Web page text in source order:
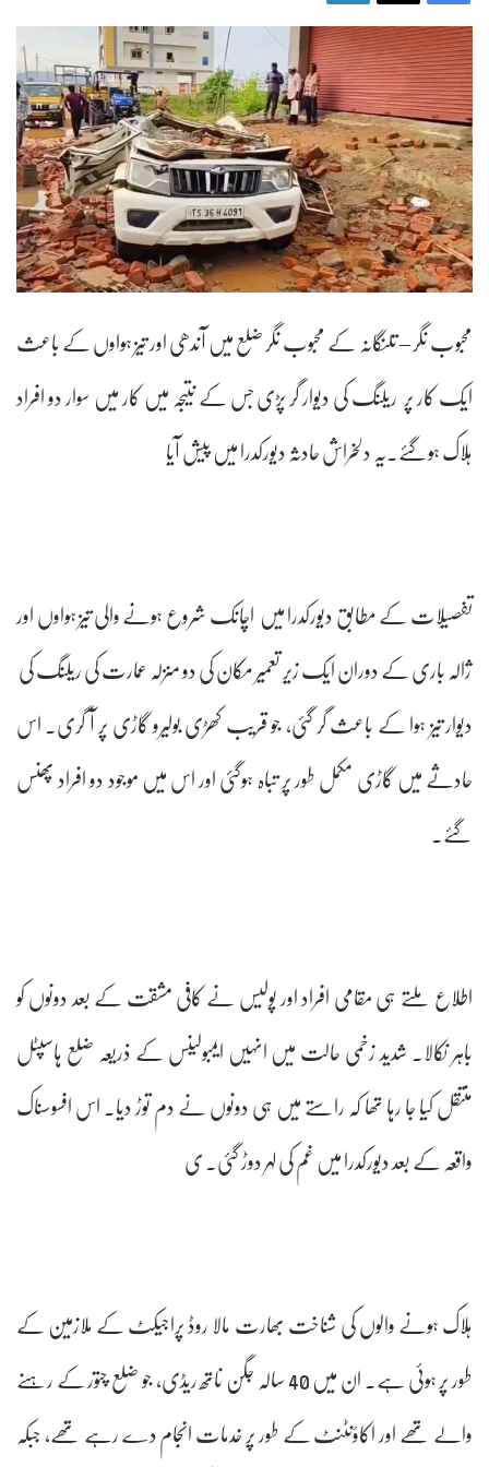
محبوب نگر – تلنگانہ کے محبوب نگر ضلع میں آندھی اور تیز ہواوں کے باعث
ایک کار پر ریلنگ کی دیوار گر پڑی جس کے نتیجہ میں کار میں سوار دو افراد
ہلاک ہوگئے.یہ دلخراش حادثہ دیورکدرا میں پیش آیا
تفصیٖلات کے مطابق دیورکدرا میں اچانک شروع ہونے والی تیز ہواوں اور
ژالہ باری کے دوران ایک زیرِ تعمیر مکان کی دو منزلہ عمارت کی ریلنگ کی
دیوار تیز ہوا کے باعث گر گئی، جو قریب کھڑی بولیرو گاڑی پر آ گری۔ اس
حادثے میں گاڑی مکمل طور پر تباہ ہوگئی اور اس میں موجود دو افراد پھنس
گئے۔
اطلاع ملتے ہی مقامی افراد اور پولیس نے کافی مشقت کے بعد دونوں کو
باہر نکالا۔ شدید زخمی حالت میں انہیں ایمبولینس کے ذریعہ ضلع ہاسپٹل
منتقل کیا جا رہا تھا کہ راستے میں ہی دونوں نے دم توڑ دیا۔ اس افسوسناک
واقعہ کے بعد دیورکدرا میں غم کی لہر دوڑ گئی۔ ی
ہلاک ہونے والوں کی شناخت بھارت مالا روڈ پراجیکٹ کے ملازمین کے
طور پر ہوئی ہے۔ ان میں 40 سالہ جگن ناتھ ریڈی، جو ضلع چتور کے رہنے
والے تھے اور اکاؤنٹنٹ کے طور پر خدمات انجام دے رہے تھے، جبکہ